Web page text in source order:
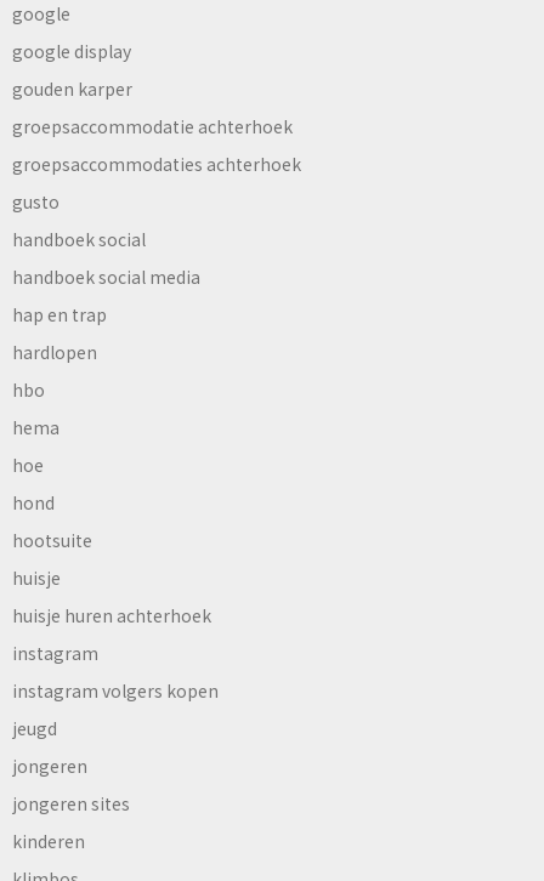
google
google display
gouden karper
groepsaccommodatie achterhoek
groepsaccommodaties achterhoek
gusto
handboek social
handboek social media
hap en trap
hardlopen
hbo
hema
hoe
hond
hootsuite
huisje
huisje huren achterhoek
instagram
instagram volgers kopen
jeugd
jongeren
jongeren sites
kinderen